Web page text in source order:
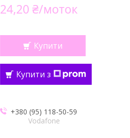
24,20 ₴/моток
Купити
Купити з
+380 (95) 118-50-59
Vodafone